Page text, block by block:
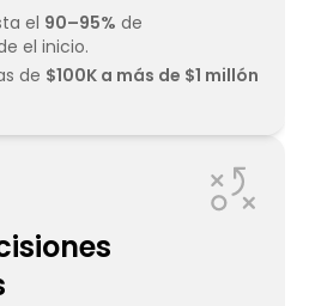
el 90–95% de
el inicio.
de $100K a más de $1 millón